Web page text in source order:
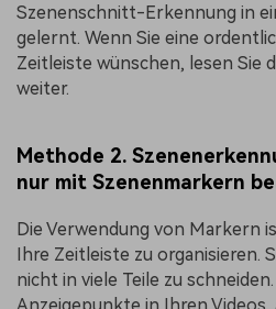
Szenenschnitt-Erkennung in
gelernt. Wenn Sie eine
Zeitleiste wünschen, lesen Sie
weiter.
Methode 2.
nur mit Szenenmarkern
Die Verwendung von Markern
Ihre Zeitleiste zu organisieren.
nicht in viele Teile zu